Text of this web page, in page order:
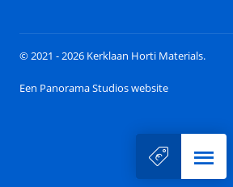
Menu
© 2021 - 2026 Kerklaan Horti Materials.
Een Panorama Studios website